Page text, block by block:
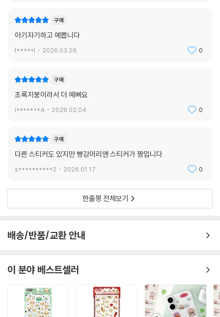
구매
아기자기하고 예쁩니다
t*****l 2026.03.26. 0
구매
초록지붕이라서 더 예뻐요
l*******4 2026.02.04. 0
구매
다른 스티커도 있지만 빵강머리앤 스티커가 짱입니다.
s**********2 2026.01.17. 0
한줄평 전체보기
배송/반품/교환 안내
이 분야 베스트셀러